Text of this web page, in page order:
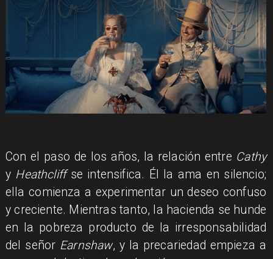
​Con el paso de los años, la relación entre Cathy
y Heathcliffse intensifica. Él la ama en silencio;
ella comienza a experimentar un deseo confuso
y creciente. Mientras tanto, la hacienda se hunde
en la pobreza producto de la irresponsabilidad
del señor Earnshaw, y la precariedad empieza a